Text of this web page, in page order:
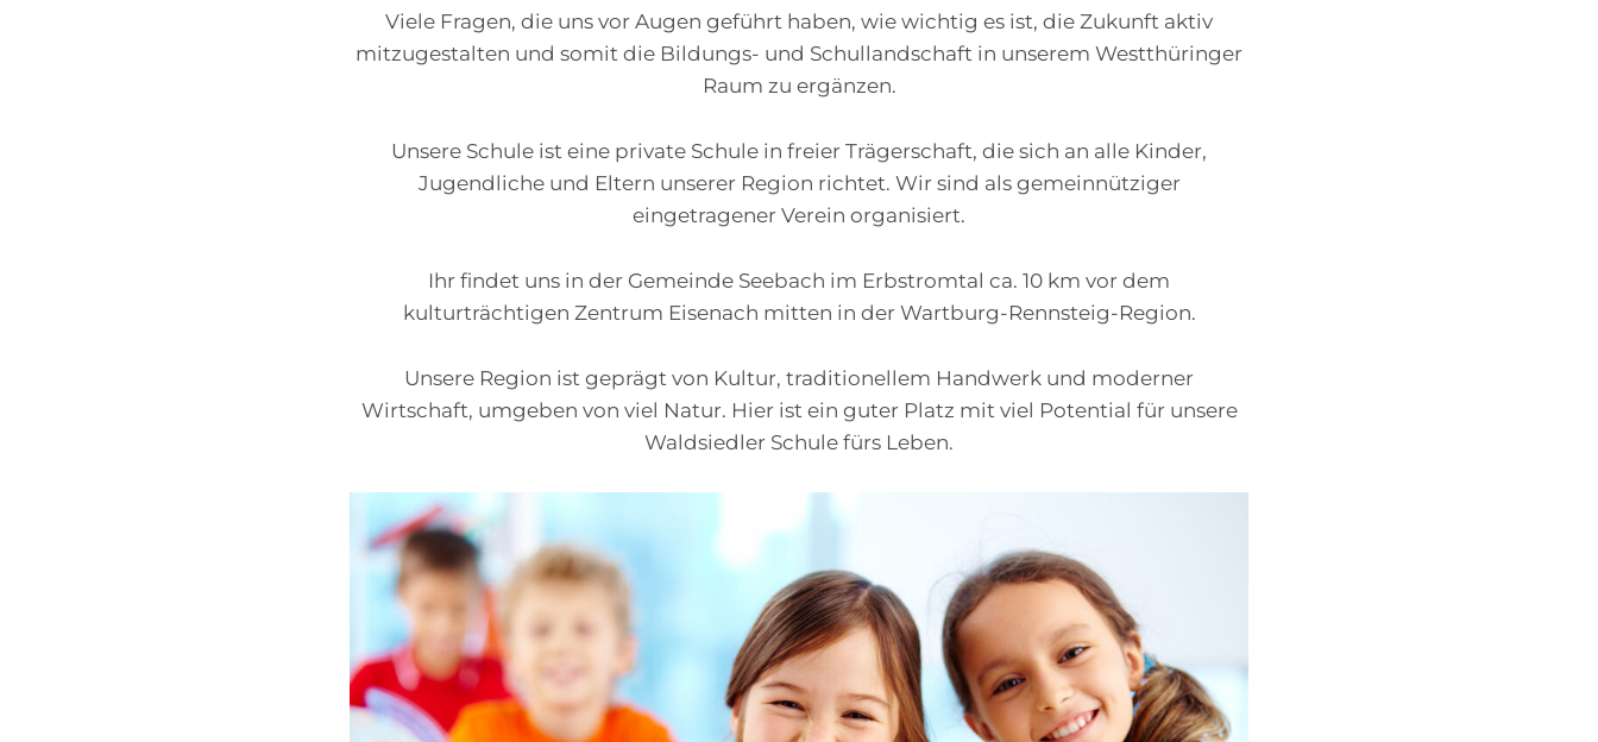
Viele Fragen, die uns vor Augen geführt haben, wie wichtig es ist, die Zukunft aktiv
mitzugestalten und somit die Bildungs- und Schullandschaft in unserem Westthüringer
Raum zu ergänzen.
Unsere Schule ist eine private Schule in freier Trägerschaft, die sich an alle Kinder,
Jugendliche und Eltern unserer Region richtet. Wir sind als gemeinnütziger
eingetragener Verein organisiert.
Ihr findet uns in der Gemeinde Seebach im Erbstromtal ca. 10 km vor dem
kulturträchtigen Zentrum Eisenach mitten in der Wartburg-Rennsteig-Region.
Unsere Region ist geprägt von Kultur, traditionellem Handwerk und moderner
Wirtschaft, umgeben von viel Natur. Hier ist ein guter Platz mit viel Potential für unsere
Waldsiedler Schule fürs Leben.